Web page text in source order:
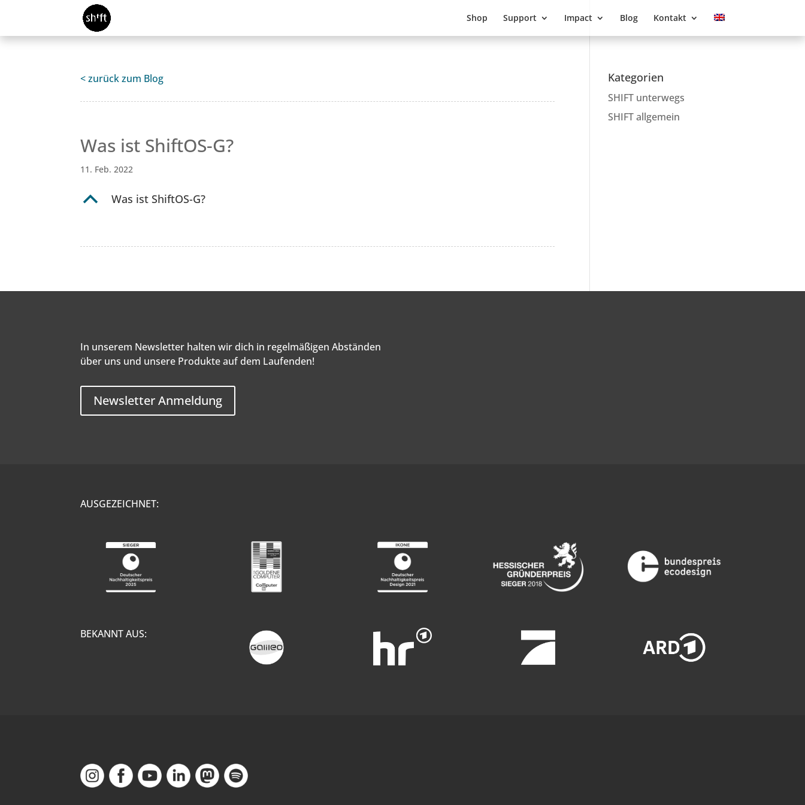
Shop Support Impact Blog Kontakt
< zurück zum Blog
Was ist ShiftOS-G?
11. Feb. 2022
B Was ist ShiftOS-G?
Kategorien
SHIFT unterwegs
SHIFT allgemein
In unserem Newsletter halten wir dich in regelmäßigen Abständen
über uns und unsere Produkte auf dem Laufenden!
Newsletter Anmeldung
AUSGEZEICHNET:
BEKANNT AUS: